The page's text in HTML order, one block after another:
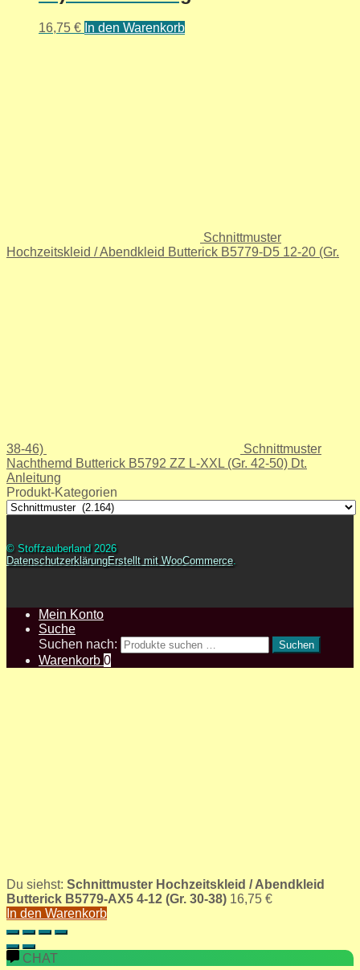
16,75 € In den Warenkorb
Schnittmuster
Hochzeitskleid / Abendkleid Butterick B5779-D5 12-20 (Gr.
38-46)
Schnittmuster
Nachthemd Butterick B5792 ZZ L-XXL (Gr. 42-50) Dt.
Anleitung
Produkt-Kategorien
© Stoffzauberland 2026
DatenschutzerklärungErstellt mit WooCommerce.
Mein Konto
Suche
Suchen nach:
Suchen
Warenkorb 0
Du siehst: Schnittmuster Hochzeitskleid / Abendkleid
Butterick B5779-AX5 4-12 (Gr. 30-38) 16,75 €
In den Warenkorb
CHAT